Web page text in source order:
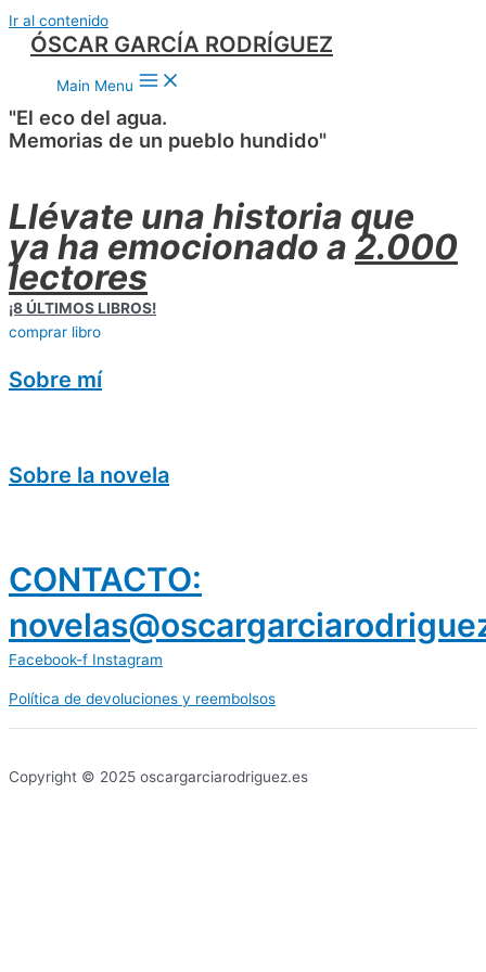
Ir al contenido
ÓSCAR GARCÍA RODRÍGUEZ
Main Menu
"El eco del agua.
Memorias de un pueblo hundido"
Llévate una historia que
ya ha emocionado a 2.000
lectores
¡8 ÚLTIMOS LIBROS!
comprar libro
Sobre mí
Sobre la novela
CONTACTO:
Facebook-f Instagram
Política de devoluciones y reembolsos
Copyright © 2025 oscargarciarodriguez.es